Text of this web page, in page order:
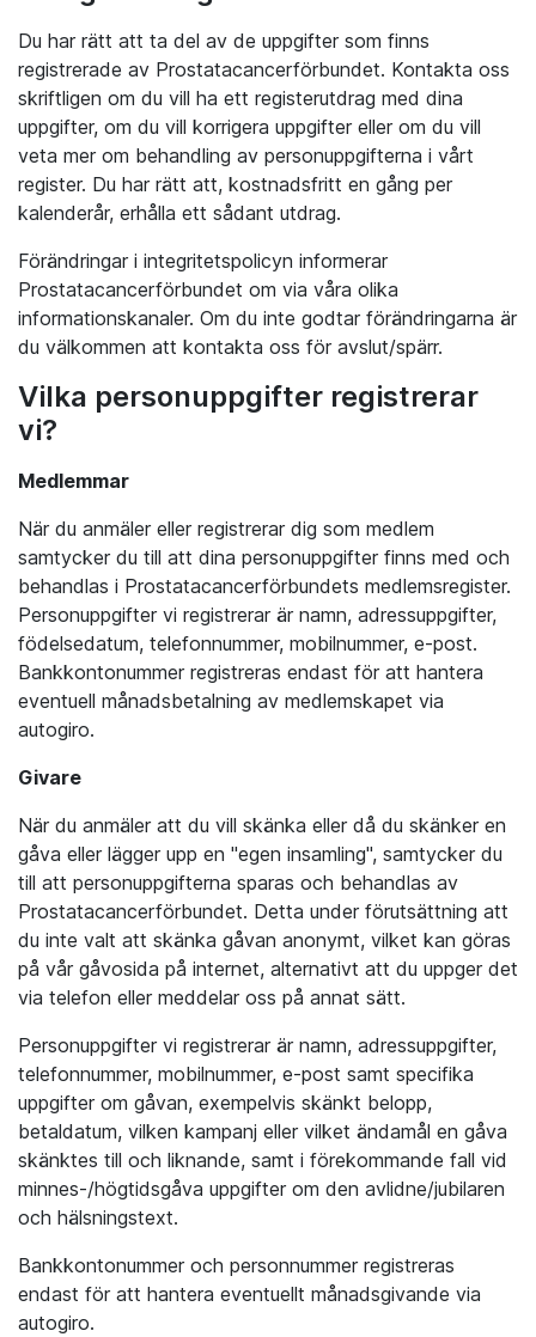
Du har rätt att ta del av de uppgifter som finns
registrerade av Prostatacancerförbundet. Kontakta oss
skriftligen om du vill ha ett registerutdrag med dina
uppgifter, om du vill korrigera uppgifter eller om du vill
veta mer om behandling av personuppgifterna i vårt
register. Du har rätt att, kostnadsfritt en gång per
kalenderår, erhålla ett sådant utdrag.
Förändringar i integritetspolicyn informerar
Prostatacancerförbundet om via våra olika
informationskanaler. Om du inte godtar förändringarna är
du välkommen att kontakta oss för avslut/spärr.
Vilka personuppgifter registrerar
vi?
Medlemmar
När du anmäler eller registrerar dig som medlem
samtycker du till att dina personuppgifter finns med och
behandlas i Prostatacancerförbundets medlemsregister.
Personuppgifter vi registrerar är namn, adressuppgifter,
födelsedatum, telefonnummer, mobilnummer, e-post.
Bankkontonummer registreras endast för att hantera
eventuell månadsbetalning av medlemskapet via
autogiro.
Givare
När du anmäler att du vill skänka eller då du skänker en
gåva eller lägger upp en "egen insamling", samtycker du
till att personuppgifterna sparas och behandlas av
Prostatacancerförbundet. Detta under förutsättning att
du inte valt att skänka gåvan anonymt, vilket kan göras
på vår gåvosida på internet, alternativt att du uppger det
via telefon eller meddelar oss på annat sätt.
Personuppgifter vi registrerar är namn, adressuppgifter,
telefonnummer, mobilnummer, e-post samt specifika
uppgifter om gåvan, exempelvis skänkt belopp,
betaldatum, vilken kampanj eller vilket ändamål en gåva
skänktes till och liknande, samt i förekommande fall vid
minnes-/högtidsgåva uppgifter om den avlidne/jubilaren
och hälsningstext.
Bankkontonummer och personnummer registreras
endast för att hantera eventuellt månadsgivande via
autogiro.